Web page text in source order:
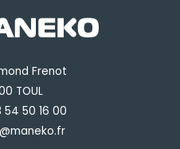
Frenot
TOUL
50 16 00